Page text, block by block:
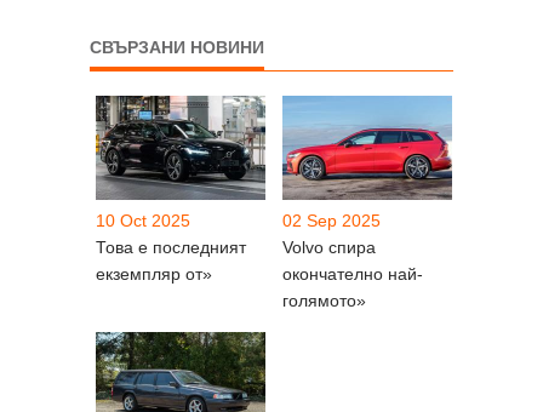
СВЪРЗАНИ НОВИНИ
10 Oct 2025
Това е последният
екземпляр от»
02 Sep 2025
Volvo спира
окончателно най-
голямото»